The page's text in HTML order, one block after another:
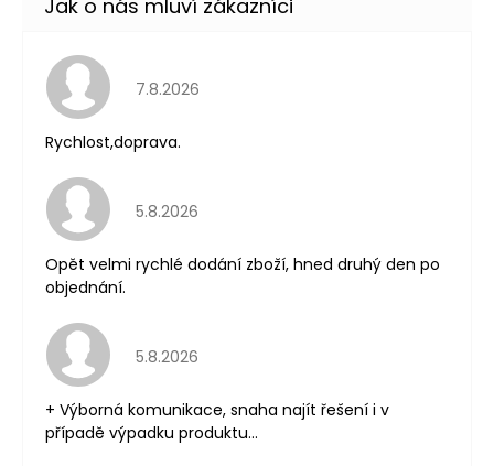
Hodnocení obchodu je 5 z 5 hvězdiček.
7.8.2026
Rychlost,doprava.
Hodnocení obchodu je 5 z 5 hvězdiček.
5.8.2026
Opět velmi rychlé dodání zboží, hned druhý den po
objednání.
Hodnocení obchodu je 5 z 5 hvězdiček.
5.8.2026
+ Výborná komunikace, snaha najít řešení i v
případě výpadku produktu...